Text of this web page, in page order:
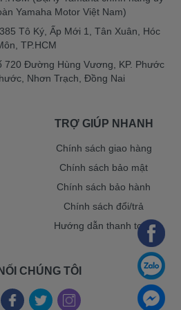
Yamaha Motor Việt Nam)
Tô Ký, Ấp Mới 1, Tân Xuân, Hóc
TP.HCM
720 Đường Hùng Vương, KP. Phước
Nhơn Trạch, Đồng Nai
TRỢ GIÚP NHANH
Chính sách giao hàng
Chính sách bảo mật
Chính sách bảo hành
Chính sách đổi/trả
Hướng dẫn thanh toán
CHÚNG TÔI